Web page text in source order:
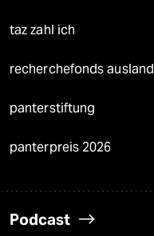
taz zahl ich
recherchefonds ausland
panterstiftung
panterpreis 2026
Podcast